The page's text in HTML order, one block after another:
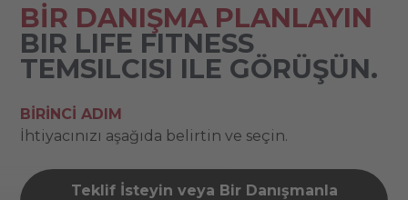
BİR DANIŞMA PLANLAYIN
BIR LIFE FITNESS
TEMSILCISI ILE GÖRÜŞÜN.
BIRINCI ADIM
İhtiyacınızı aşağıda belirtin ve seçin.
Teklif İsteyin veya Bir Danışmanla